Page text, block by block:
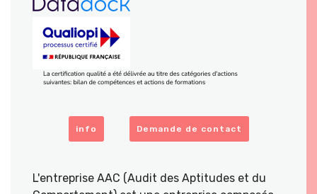
info Demande de contact
L'entreprise AAC (Audit des Aptitudes et du